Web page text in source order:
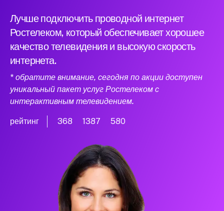
Лучше подключить проводной интернет
Ростелеком, который обеспечивает хорошее
качество телевидения и высокую скорость
интернета.
* обратите внимание, сегодня по акции доступен
уникальный пакет услуг Ростелеком с
интерактивным телевидением.
рейтинг 368 1387 580